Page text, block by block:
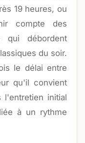
19 heures, ou
compte des
qui débordent
du soir.
le délai entre
qu'il convient
initial
à un rythme